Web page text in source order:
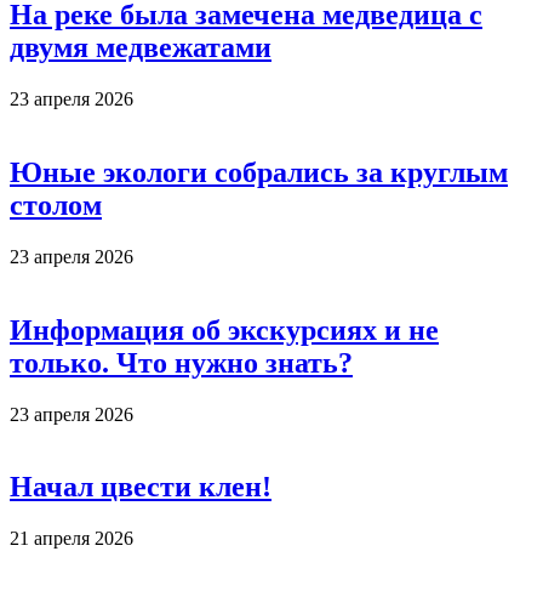
На реке была замечена медведица с
двумя медвежатами
23 апреля 2026
Юные экологи собрались за круглым
столом
23 апреля 2026
Информация об экскурсиях и не
только. Что нужно знать?
23 апреля 2026
Начал цвести клен!
21 апреля 2026